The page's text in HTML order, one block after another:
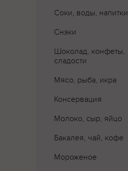
Соки, воды, напитки
Снэки
Шоколад, конфеты,
сладости
Мясо, рыба, икра
Консервация
Молоко, сыр, яйцо
Бакалея, чай, кофе
Мороженое